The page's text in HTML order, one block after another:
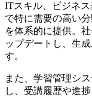
ITスキル、ビジネ
で特に需要の高い
を体系的に提供。
ップデートし、生
す。
また、学習管理シ
し、受講履歴や進